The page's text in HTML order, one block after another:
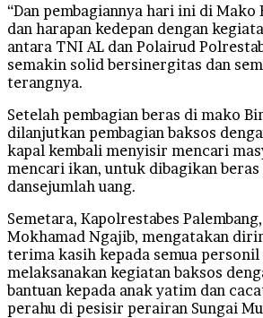
“Dan pembagiannya hari ini di
dan harapan kedepan dengan
antara TNI AL dan Polairud
semakin solid bersinergitas dan
terangnya.
Setelah pembagian beras di mako
dilanjutkan pembagian baksos
kapal kembali menyisir mencari
mencari ikan, untuk dibagikan
dansejumlah uang.
Semetara, Kapolrestabes
Mokhamad Ngajib, mengatakan
terima kasih kepada semua personil
melaksanakan kegiatan baksos
bantuan kepada anak yatim dan
perahu di pesisir perairan Sungai